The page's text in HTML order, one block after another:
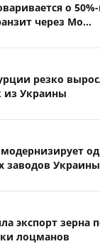
о
через Мо...
резко
из Украины
заводов Украины
экспорт зерна
лоцманов